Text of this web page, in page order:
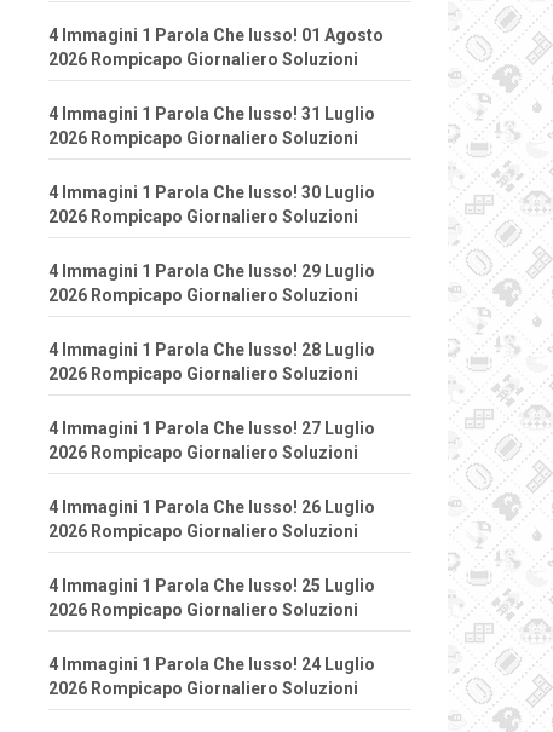
4 Immagini 1 Parola Che lusso! 01 Agosto
2026 Rompicapo Giornaliero Soluzioni
4 Immagini 1 Parola Che lusso! 31 Luglio
2026 Rompicapo Giornaliero Soluzioni
4 Immagini 1 Parola Che lusso! 30 Luglio
2026 Rompicapo Giornaliero Soluzioni
4 Immagini 1 Parola Che lusso! 29 Luglio
2026 Rompicapo Giornaliero Soluzioni
4 Immagini 1 Parola Che lusso! 28 Luglio
2026 Rompicapo Giornaliero Soluzioni
4 Immagini 1 Parola Che lusso! 27 Luglio
2026 Rompicapo Giornaliero Soluzioni
4 Immagini 1 Parola Che lusso! 26 Luglio
2026 Rompicapo Giornaliero Soluzioni
4 Immagini 1 Parola Che lusso! 25 Luglio
2026 Rompicapo Giornaliero Soluzioni
4 Immagini 1 Parola Che lusso! 24 Luglio
2026 Rompicapo Giornaliero Soluzioni